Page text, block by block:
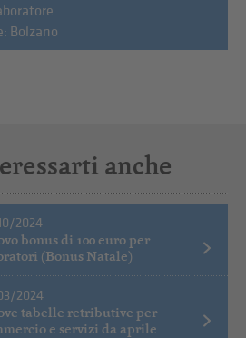
Bolzano
anche
2024
bonus di 100 euro per
(Bonus Natale)
2024
tabelle retributive per
e servizi da aprile